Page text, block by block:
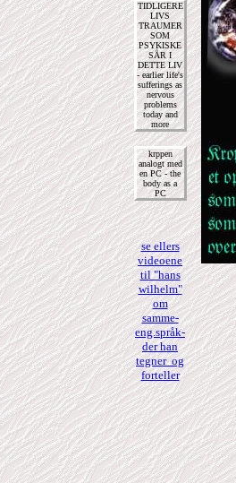
TIDLIGERE
LIVS
TRAUMER
SOM
PSYKISKE
SÅR I
DETTE LIV
- earlier life's
sufferings as
nervous
problems
today and
more
krppen
analogt med
en PC - the
body as a
PC
se ellers
videoene
til "hans
wilhelm"
om
samme-
eng.språk-
der han
tegner og
forteller